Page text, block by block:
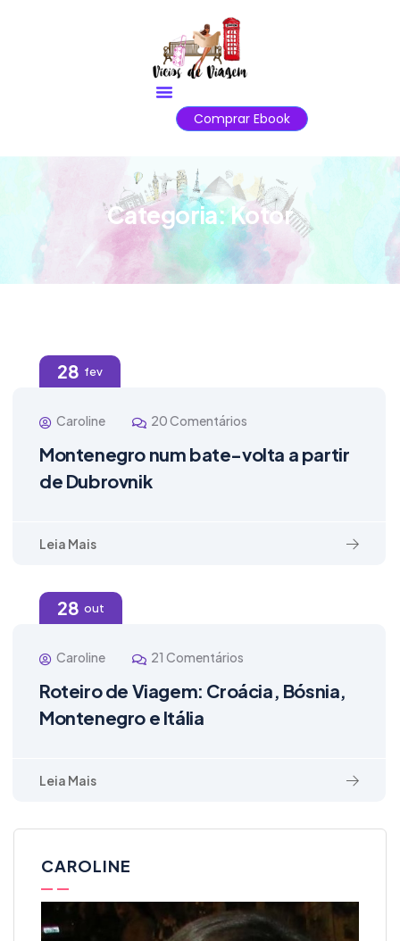
Comprar Ebook
Categoria:Kotor
28 fev
Caroline 20 Comentários
Montenegro num bate-volta a partir
de Dubrovnik
Leia Mais
28 out
Caroline 21 Comentários
Roteiro de Viagem: Croácia, Bósnia,
Montenegro e Itália
Leia Mais
CAROLINE